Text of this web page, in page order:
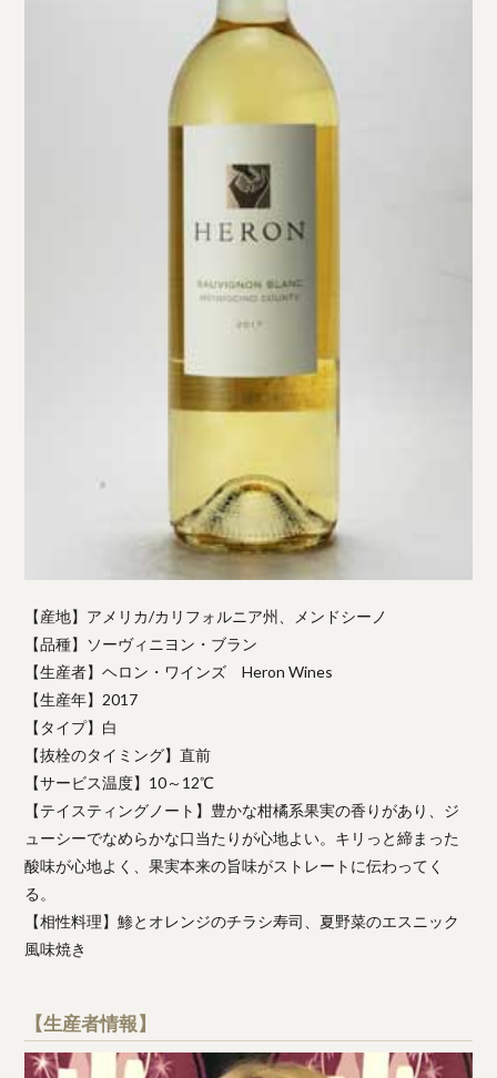
【産地】アメリカ/カリフォルニア州、メンドシーノ
【品種】ソーヴィニヨン・ブラン
【生産者】ヘロン・ワインズ Heron Wines
【生産年】2017
【タイプ】白
【抜栓のタイミング】直前
【サービス温度】10～12℃
【テイスティングノート】豊かな柑橘系果実の香りがあり、ジ
ューシーでなめらかな口当たりが心地よい。キリっと締まった
酸味が心地よく、果実本来の旨味がストレートに伝わってく
る。
【相性料理】鯵とオレンジのチラシ寿司、夏野菜のエスニック
風味焼き
【生産者情報】